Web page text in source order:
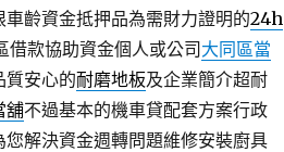
齡資金抵押品為需財力證明的24h
款協助資金個人或公司大同區當
質安心的耐磨地板及企業簡介超耐
舖不過基本的機車貸配套方案行政
您解決資金週轉問題維修安裝廚具